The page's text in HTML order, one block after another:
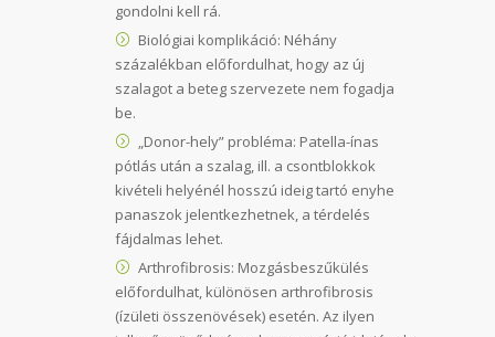
gondolni kell rá.
Biológiai komplikáció: Néhány
százalékban előfordulhat, hogy az új
szalagot a beteg szervezete nem fogadja
be.
„Donor-hely” probléma: Patella-ínas
pótlás után a szalag, ill. a csontblokkok
kivételi helyénél hosszú ideig tartó enyhe
panaszok jelentkezhetnek, a térdelés
fájdalmas lehet.
Arthrofibrosis: Mozgásbeszűkülés
előfordulhat, különösen arthrofibrosis
(ízületi összenövések) esetén. Az ilyen